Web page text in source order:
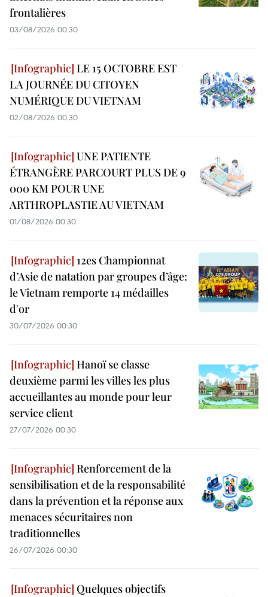
frontalières
03/08/2026 00:30
LE 15 OCTOBRE EST
LA JOURNÉE DU CITOYEN
NUMÉRIQUE DU VIETNAM
02/08/2026 00:30
UNE PATIENTE
ÉTRANGÈRE PARCOURT PLUS DE 9
000 KM POUR UNE
ARTHROPLASTIE AU VIETNAM
01/08/2026 00:30
12es Championnat
d’Asie de natation par groupes d’âge:
le Vietnam remporte 14 médailles
d'or
30/07/2026 00:30
Hanoï se classe
deuxième parmi les villes les plus
accueillantes au monde pour leur
service client
27/07/2026 00:30
Renforcement de la
sensibilisation et de la responsabilité
dans la prévention et la réponse aux
menaces sécuritaires non
traditionnelles
26/07/2026 00:30
Quelques objectifs